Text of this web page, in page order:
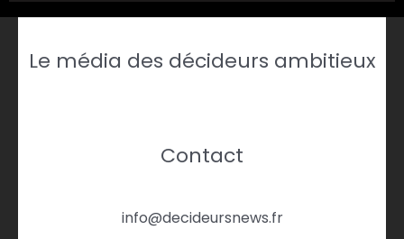
Le média des décideurs ambitieux
Contact
info@decideursnews.fr